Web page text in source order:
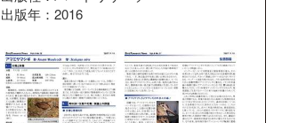
出版年：2016